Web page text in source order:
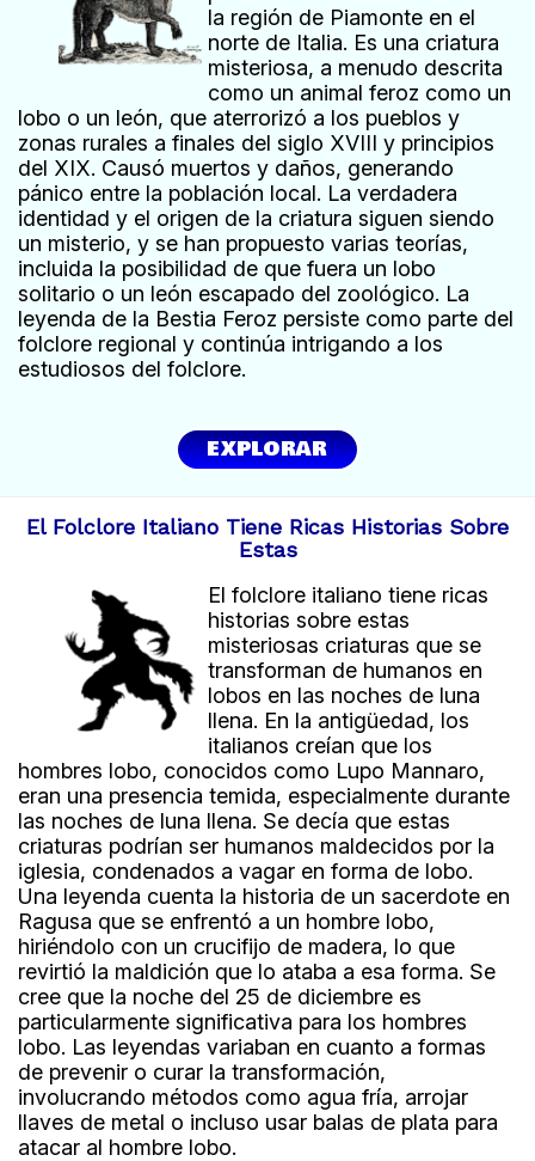
la región de Piamonte en el
norte de Italia. Es una criatura
misteriosa, a menudo descrita
como un animal feroz como un
lobo o un león, que aterrorizó a los pueblos y
zonas rurales a finales del siglo XVIII y principios
del XIX. Causó muertos y daños, generando
pánico entre la población local. La verdadera
identidad y el origen de la criatura siguen siendo
un misterio, y se han propuesto varias teorías,
incluida la posibilidad de que fuera un lobo
solitario o un león escapado del zoológico. La
leyenda de la Bestia Feroz persiste como parte del
folclore regional y continúa intrigando a los
estudiosos del folclore.
EXPLORAR
El Folclore Italiano Tiene Ricas Historias Sobre
Estas
El folclore italiano tiene ricas
historias sobre estas
misteriosas criaturas que se
transforman de humanos en
lobos en las noches de luna
llena. En la antigüedad, los
italianos creían que los
hombres lobo, conocidos como Lupo Mannaro,
eran una presencia temida, especialmente durante
las noches de luna llena. Se decía que estas
criaturas podrían ser humanos maldecidos por la
iglesia, condenados a vagar en forma de lobo.
Una leyenda cuenta la historia de un sacerdote en
Ragusa que se enfrentó a un hombre lobo,
hiriéndolo con un crucifijo de madera, lo que
revirtió la maldición que lo ataba a esa forma. Se
cree que la noche del 25 de diciembre es
particularmente significativa para los hombres
lobo. Las leyendas variaban en cuanto a formas
de prevenir o curar la transformación,
involucrando métodos como agua fría, arrojar
llaves de metal o incluso usar balas de plata para
atacar al hombre lobo.